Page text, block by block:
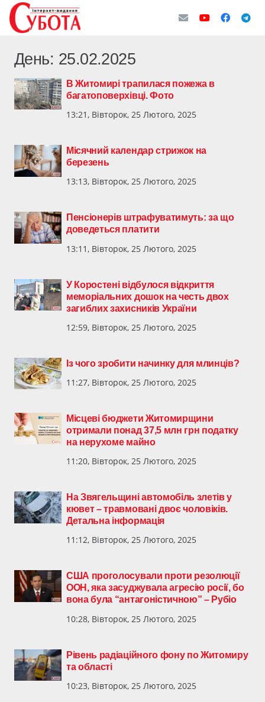
День: 25.02.2025
В Житомирі трапилася пожежа в
багатоповерхівці. Фото
13:21, Вівторок, 25 Лютого, 2025
Місячний календар стрижок на
березень
13:13, Вівторок, 25 Лютого, 2025
Пенсіонерів штрафуватимуть: за що
доведеться платити
13:11, Вівторок, 25 Лютого, 2025
У Коростені відбулося відкриття
меморіальних дошок на честь двох
загиблих захисників України
12:59, Вівторок, 25 Лютого, 2025
Із чого зробити начинку для млинців?
11:27, Вівторок, 25 Лютого, 2025
Місцеві бюджети Житомирщини
отримали понад 37,5 млн грн податку
на нерухоме майно
11:20, Вівторок, 25 Лютого, 2025
На Звягельщині автомобіль злетів у
кювет – травмовані двоє чоловіків.
Детальна інформація
11:12, Вівторок, 25 Лютого, 2025
США проголосували проти резолюції
ООН, яка засуджувала агресію росії, бо
вона була “антагоністичною” – Рубіо
10:28, Вівторок, 25 Лютого, 2025
Рівень радіаційного фону по Житомиру
та області
10:23, Вівторок, 25 Лютого, 2025